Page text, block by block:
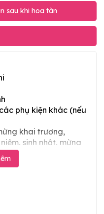
sau khi hoa tàn
phụ kiện khác (nếu
khai trương,
sinh nhật, mừng
ngày lễ tết trong